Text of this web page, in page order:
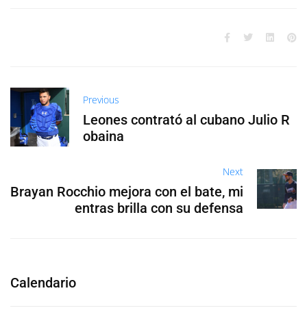
Previous
Leones contrató al cubano Julio R
obaina
Next
Brayan Rocchio mejora con el bate, mi
entras brilla con su defensa
Calendario